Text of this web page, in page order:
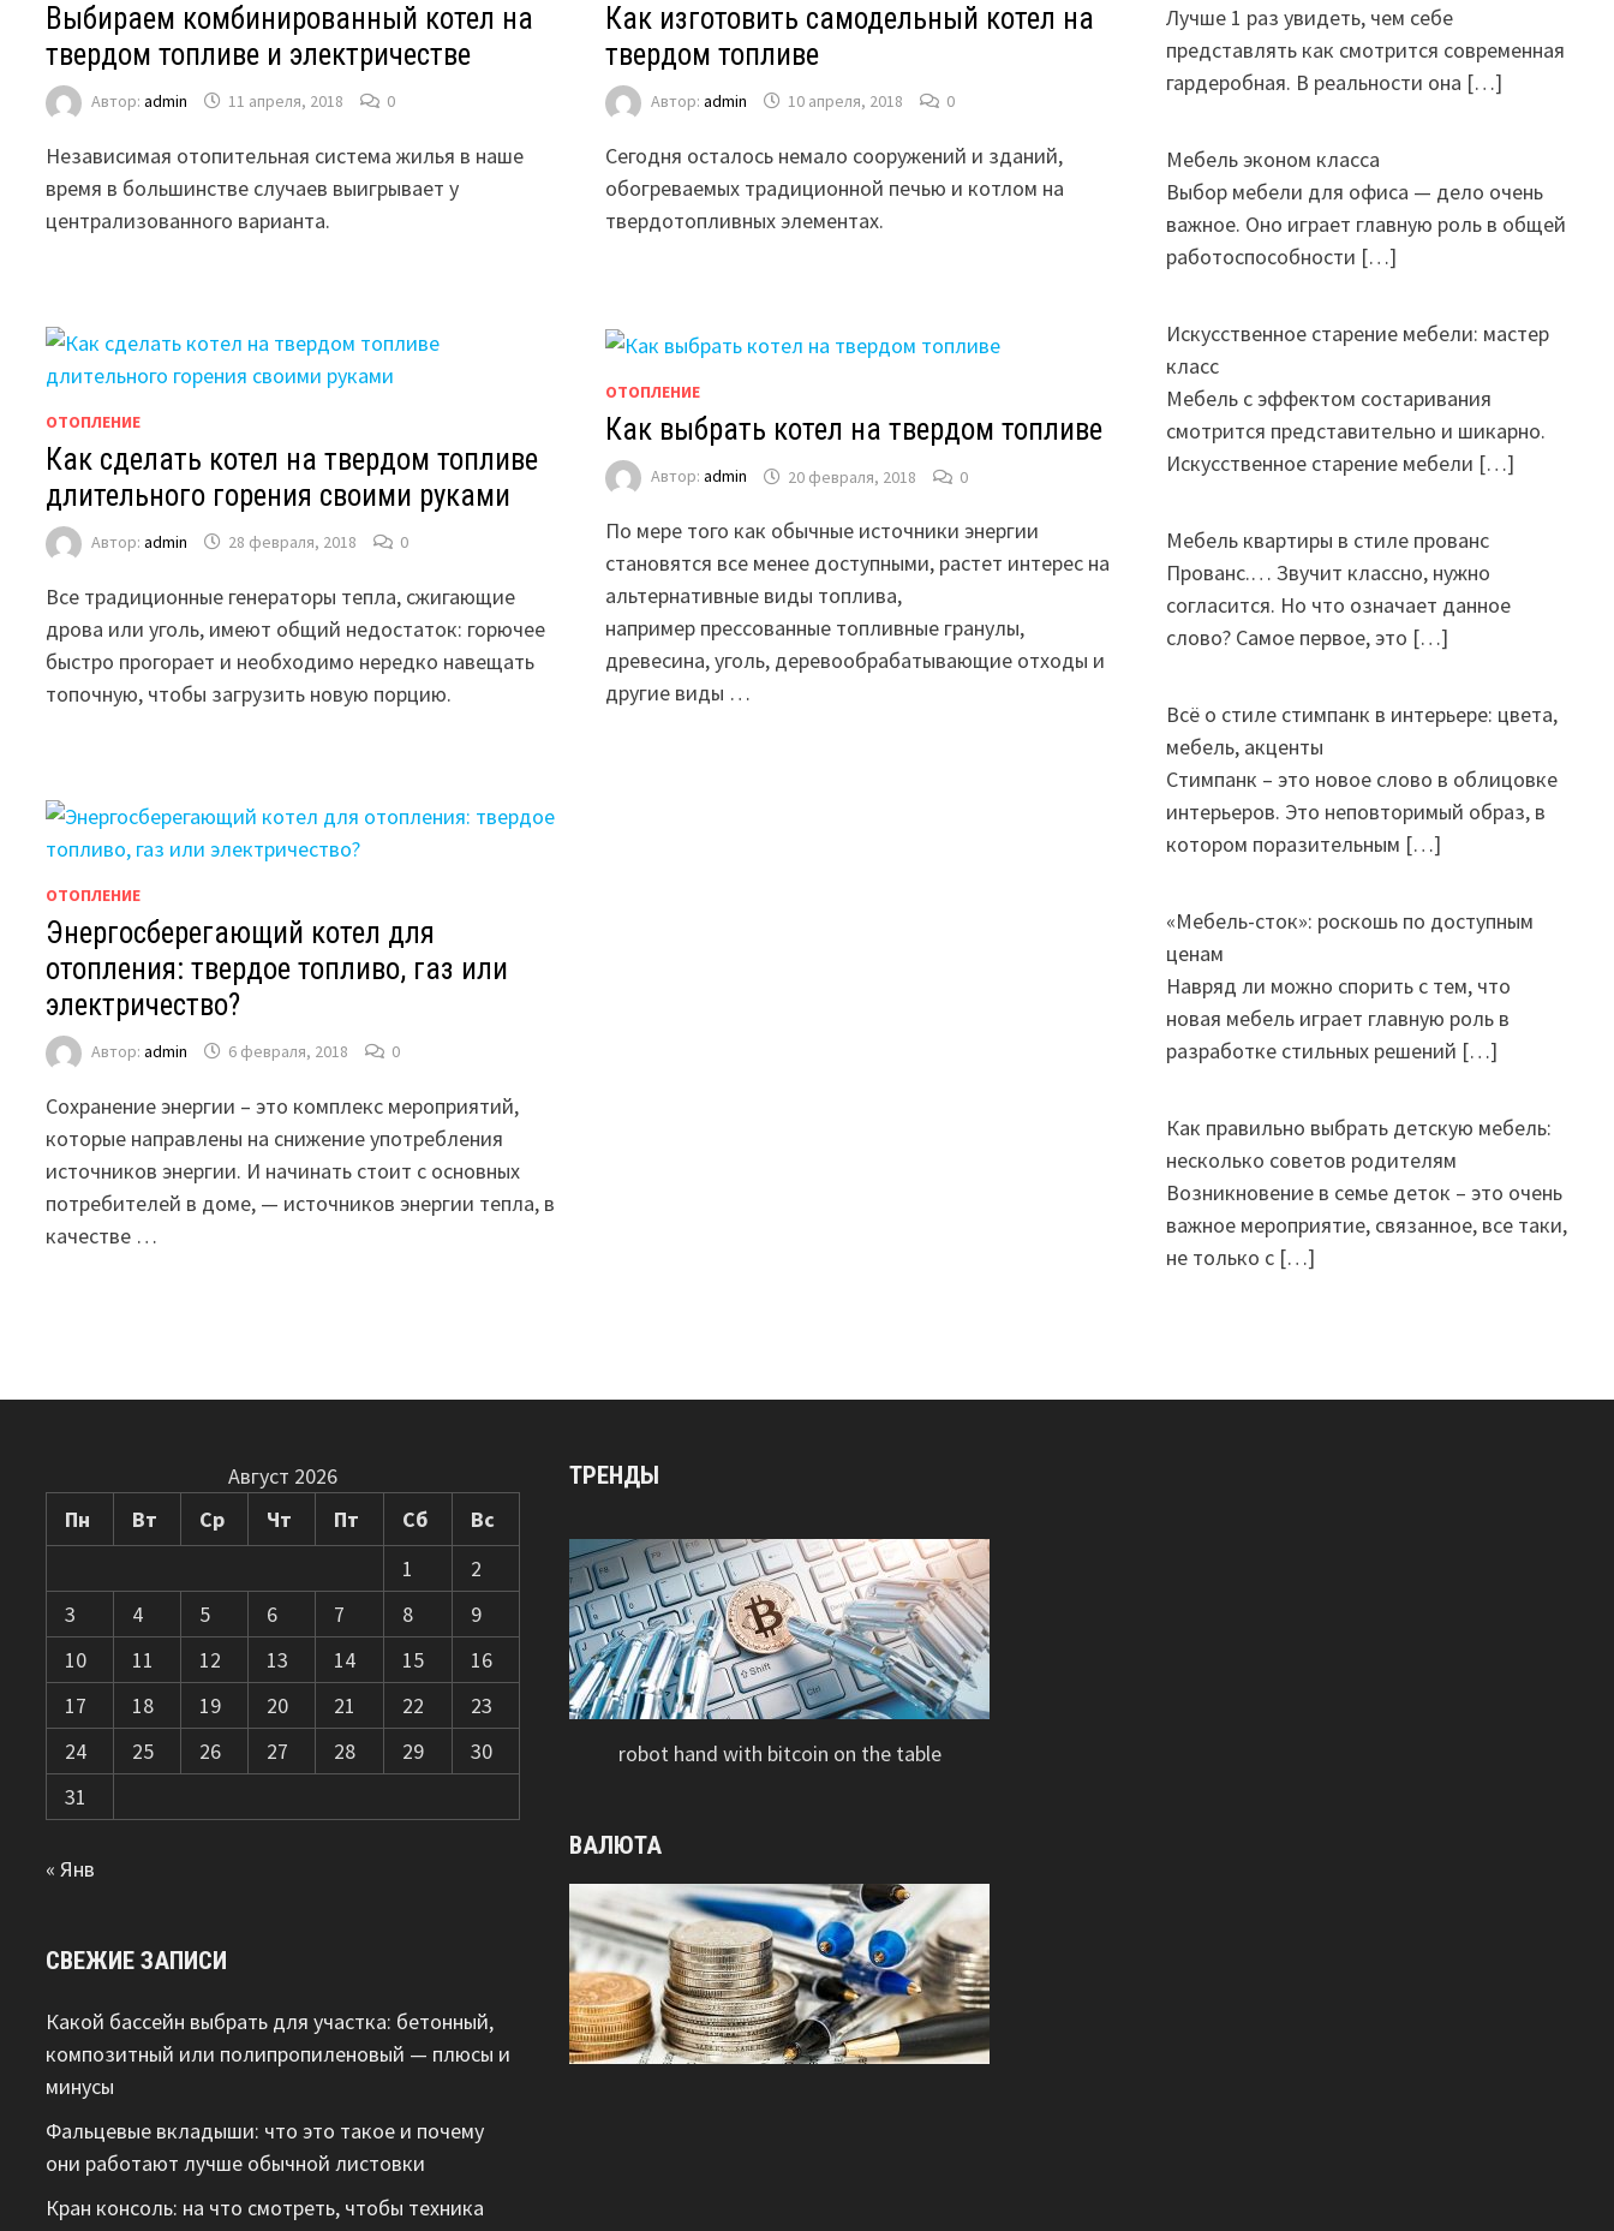
Выбираем комбинированный котел на
твердом топливе и электричестве
Автор:admin 11 апреля, 2018 0
Независимая отопительная система жилья в наше
время в большинстве случаев выигрывает у
централизованного варианта.
Как изготовить самодельный котел на
твердом топливе
Автор: admin 10 апреля, 2018 0
Сегодня осталось немало сооружений и зданий,
обогреваемых традиционной печью и котлом на
твердотопливных элементах.
ОТОПЛЕНИЕ
Как сделать котел на твердом топливе
длительного горения своими руками
Автор:admin 28 февраля, 2018 0
Все традиционные генераторы тепла, сжигающие
дрова или уголь, имеют общий недостаток: горючее
быстро прогорает и необходимо нередко навещать
топочную, чтобы загрузить новую порцию.
ОТОПЛЕНИЕ
Как выбрать котел на твердом топливе
Автор: admin 20 февраля, 2018 0
По мере того как обычные источники энергии
становятся все менее доступными, растет интерес на
альтернативные виды топлива,
например прессованные топливные гранулы,
древесина, уголь, деревообрабатывающие отходы и
другие виды …
ОТОПЛЕНИЕ
Энергосберегающий котел для
отопления: твердое топливо, газ или
электричество?
Автор:admin 6 февраля, 2018 0
Сохранение энергии – это комплекс мероприятий,
которые направлены на снижение употребления
источников энергии. И начинать стоит с основных
потребителей в доме, — источников энергии тепла, в
качестве …
Лучше 1 раз увидеть, чем себе
представлять как смотрится современная
гардеробная. В реальности она […]
Мебель эконом класса
Выбор мебели для офиса — дело очень
важное. Оно играет главную роль в общей
работоспособности […]
Искусственное старение мебели: мастер
класс
Мебель с эффектом состаривания
смотрится представительно и шикарно.
Искусственное старение мебели […]
Мебель квартиры в стиле прованс
Прованс.… Звучит классно, нужно
согласится. Но что означает данное
слово? Самое первое, это […]
Всё о стиле стимпанк в интерьере: цвета,
мебель, акценты
Стимпанк – это новое слово в облицовке
интерьеров. Это неповторимый образ, в
котором поразительным […]
«Мебель-сток»: роскошь по доступным
ценам
Навряд ли можно спорить с тем, что
новая мебель играет главную роль в
разработке стильных решений […]
Как правильно выбрать детскую мебель:
несколько советов родителям
Возникновение в семье деток – это очень
важное мероприятие, связанное, все таки,
не только с […]
Август 2026
Пн
Вт Ср Чт Пт Сб
Вс
1
2
3
4 5 6 7 8
9
10
11 12 13 14 15
16
17
18 19 20 21 22
23
24
25 26 27 28 29
30
31
« Янв
СВЕЖИЕ ЗАПИСИ
Какой бассейн выбрать для участка: бетонный,
композитный или полипропиленовый — плюсы и
минусы
Фальцевые вкладыши: что это такое и почему
они работают лучше обычной листовки
Кран консоль: на что смотреть, чтобы техника
ТРЕНДЫ
robot hand with bitcoin on the table
ВАЛЮТА